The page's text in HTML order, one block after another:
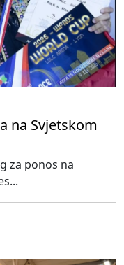
na Svjetskom
za ponos na